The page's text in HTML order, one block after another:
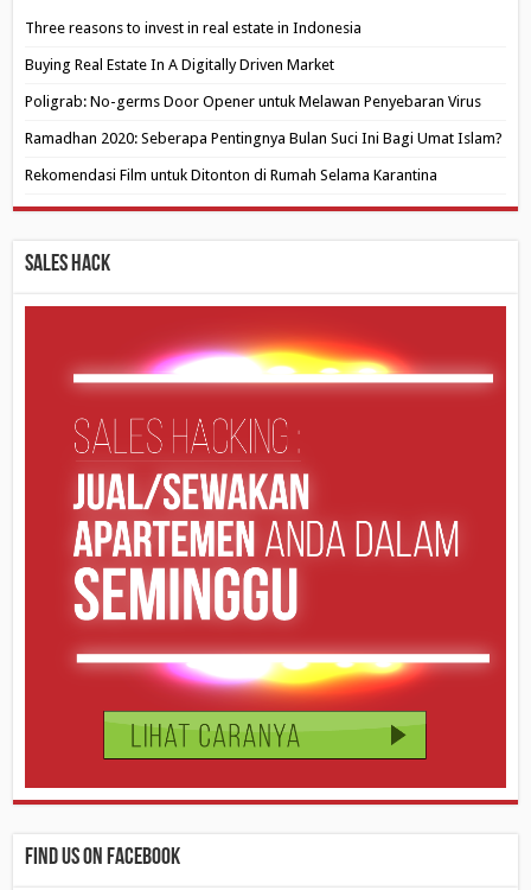
Three reasons to invest in real estate in Indonesia
Buying Real Estate In A Digitally Driven Market
Poligrab: No-germs Door Opener untuk Melawan Penyebaran Virus
Ramadhan 2020: Seberapa Pentingnya Bulan Suci Ini Bagi Umat Islam?
Rekomendasi Film untuk Ditonton di Rumah Selama Karantina
Sales Hack
Find us on Facebook